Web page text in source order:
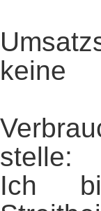
keine
stelle:
Ich